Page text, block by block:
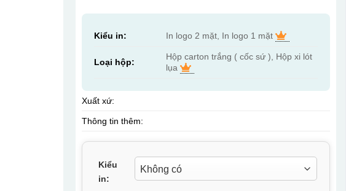
Kiểu in: In logo 2 mặt, In logo 1 mặt
Loại hộp:
Hộp carton trắng ( cốc sứ ), Hộp xi lót
lụa
Xuất xứ:
Thông tin thêm:
Kiểu
in: